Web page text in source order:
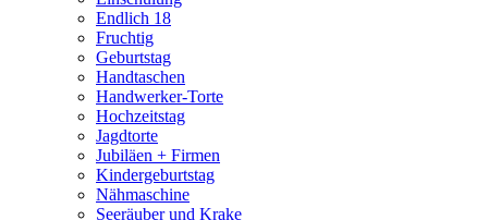
Endlich 18
Fruchtig
Geburtstag
Handtaschen
Handwerker-Torte
Hochzeitstag
Jagdtorte
Jubiläen + Firmen
Kindergeburtstag
Nähmaschine
Seeräuber und Krake